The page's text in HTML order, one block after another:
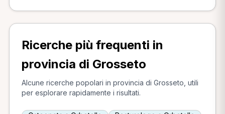
Ricerche più frequenti in
provincia di Grosseto
Alcune ricerche popolari in provincia di Grosseto, utili
per esplorare rapidamente i risultati.